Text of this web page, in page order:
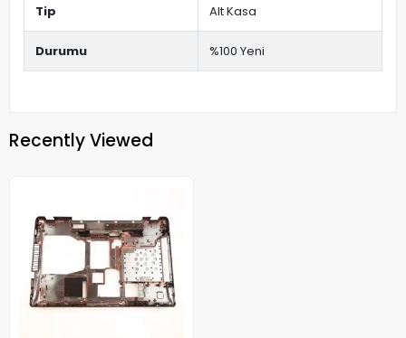
Tip Alt Kasa
Durumu %100 Yeni
Recently Viewed